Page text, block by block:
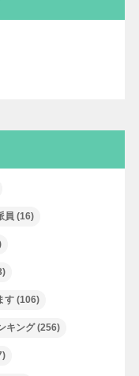
員 (16)
す(106)
キング(256)